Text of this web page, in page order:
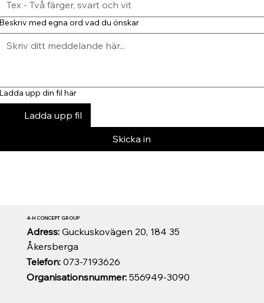
med egna ord vad du önskar
upp din fil här
Ladda upp fil
Skicka in
Organisationsnummer:556949-3090
Telefon:073-7193626
Adress: Guckuskovägen 20, 184 35
Åkersberga
4-H CONCEPT GROUP